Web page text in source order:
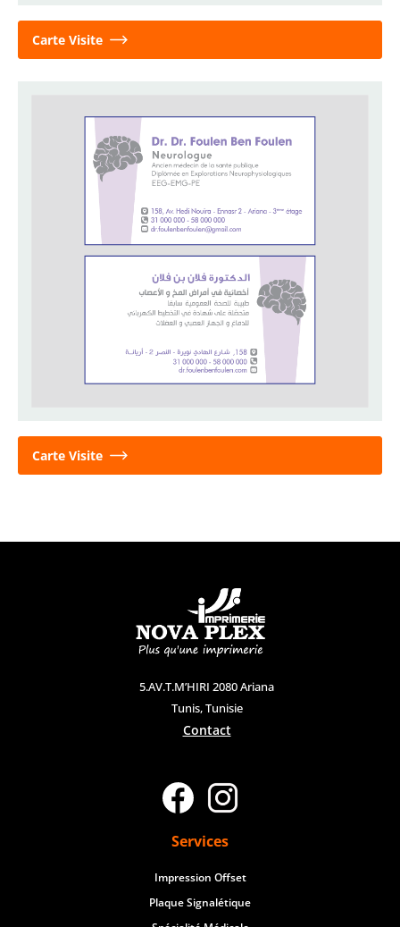
Carte Visite
Carte Visite
5.AV.T.M’HIRI 2080 Ariana
Tunis, Tunisie
Contact
Services
Impression Offset
Plaque Signalétique